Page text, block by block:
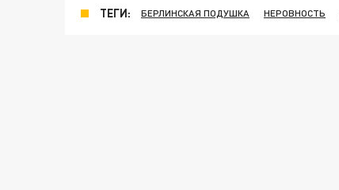
ТЕГИ: БЕРЛИНСКАЯ ПОДУШКА НЕРОВНОСТЬ